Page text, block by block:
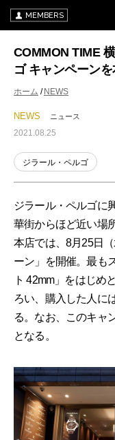
MEMBERS
COMMON TIME
ゴ キャンペーン
ホーム NEWS
NEWS ニュース
2021.08.25
ジラール・ペルゴ
ジラール・ペルゴに
華街からほど近い場
本店では、8月25日
ーン」を開催。最も
ト 42mm」をはじめ
ろい、購入した人に
る。なお、このキャ
となる。